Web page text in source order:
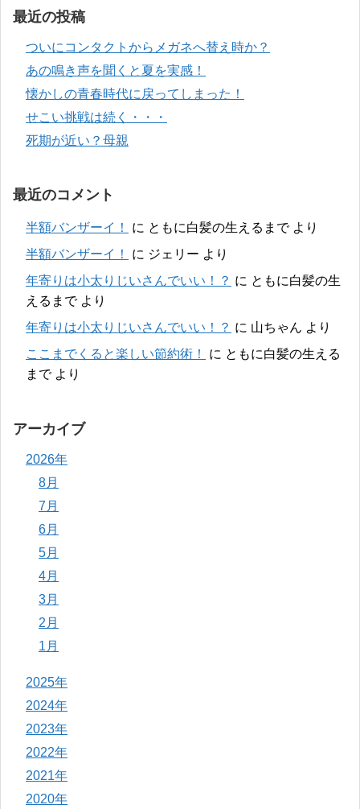
最近の投稿
ついにコンタクトからメガネへ替え時か？
あの鳴き声を聞くと夏を実感！
懐かしの青春時代に戻ってしまった！
せこい挑戦は続く・・・
死期が近い？母親
最近のコメント
半額バンザーイ！ に ともに白髪の生えるまでより
半額バンザーイ！
に ジェリー より
年寄りは小太りじいさんでいい！？ に ともに白髪の生
えるまでより
年寄りは小太りじいさんでいい！？ に 山ちゃん より
ここまでくると楽しい節約術！
に ともに白髪の生える
までより
アーカイブ
2026年
8月
7月
6月
5月
4月
3月
2月
1月
2025年
2024年
2023年
2022年
2021年
2020年